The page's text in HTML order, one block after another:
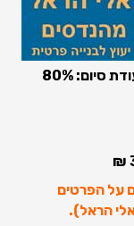
דרישות הקורס ועמידה בתנאים לקבלת תעודת סיום: 80%
על הפרטים
הראל).